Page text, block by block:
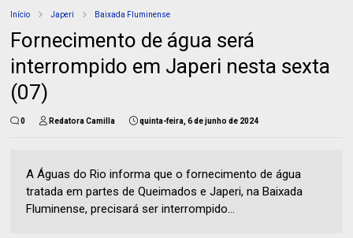
Início Japeri Baixada Fluminense
Fornecimento de água será
interrompido em Japeri nesta sexta
(07)
0 Redatora Camilla quinta-feira, 6 de junho de 2024
A Águas do Rio informa que o fornecimento de água
tratada em partes de Queimados e Japeri, na Baixada
Fluminense, precisará ser interrompido...